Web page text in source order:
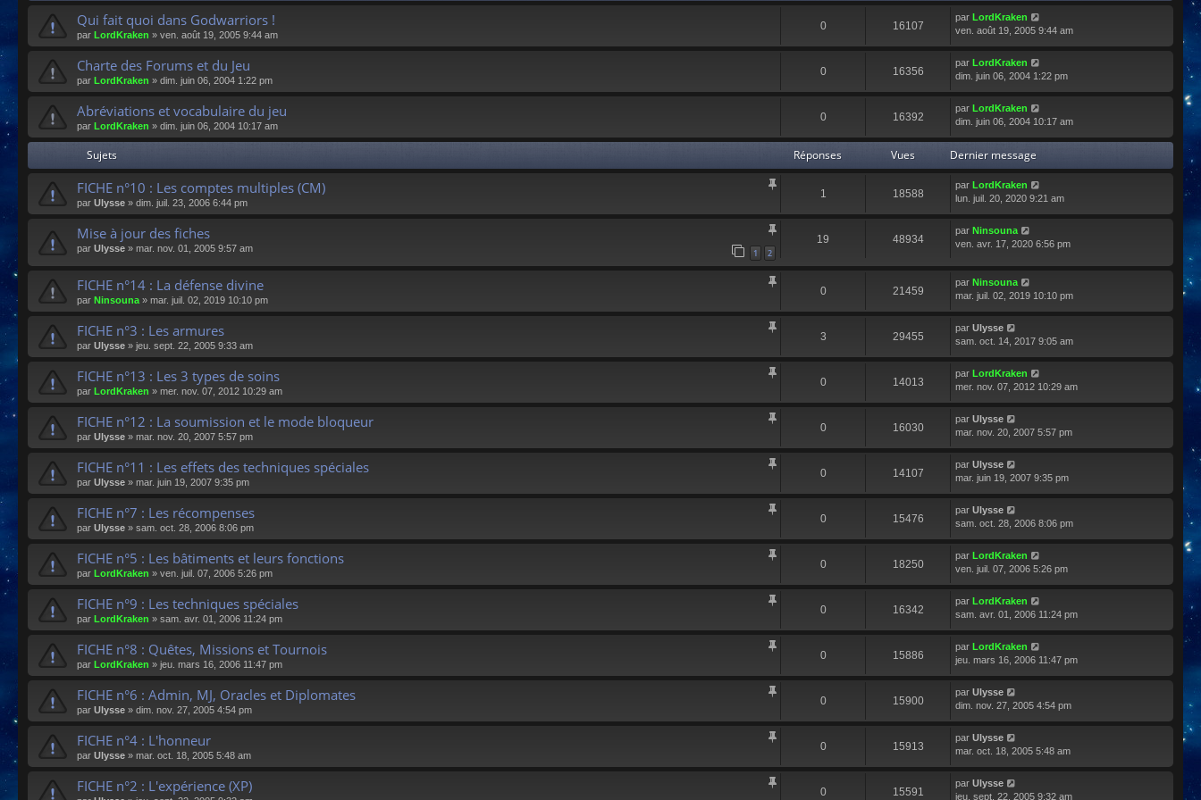
e
d
r
r
m
s
a
Qui fait quoi dans Godwarriors !
par LordKraken » ven. août 19, 2005 9:44 am
0 16107
par LordKraken
ven. août 19, 2005 9:44 am
Charte des Forums et du Jeu
par LordKraken » dim. juin 06, 2004 1:22 pm
0 16356
par LordKraken
dim. juin 06, 2004 1:22 pm
Abréviations et vocabulaire du jeu
par LordKraken » dim. juin 06, 2004 10:17 am
0 16392
par LordKraken
dim. juin 06, 2004 10:17 am
Sujets Réponses Vues Dernier message
FICHE n°10 : Les comptes multiples (CM)
par Ulysse » dim. juil. 23, 2006 6:44 pm
1 18588
par LordKraken
lun. juil. 20, 2020 9:21 am
Mise à jour des fiches
par Ulysse » mar. nov. 01, 2005 9:57 am 1 2
19 48934
par Ninsouna
ven. avr. 17, 2020 6:56 pm
FICHE n°14 : La défense divine
par Ninsouna » mar. juil. 02, 2019 10:10 pm
0 21459
par Ninsouna
mar. juil. 02, 2019 10:10 pm
FICHE n°3 : Les armures
par Ulysse » jeu. sept. 22, 2005 9:33 am
3 29455
par Ulysse
sam. oct. 14, 2017 9:05 am
FICHE n°13 : Les 3 types de soins
par LordKraken » mer. nov. 07, 2012 10:29 am
0 14013
par LordKraken
mer. nov. 07, 2012 10:29 am
FICHE n°12 : La soumission et le mode bloqueur
par Ulysse » mar. nov. 20, 2007 5:57 pm
0 16030
par Ulysse
mar. nov. 20, 2007 5:57 pm
FICHE n°11 : Les effets des techniques spéciales
par Ulysse » mar. juin 19, 2007 9:35 pm
0 14107
par Ulysse
mar. juin 19, 2007 9:35 pm
FICHE n°7 : Les récompenses
par Ulysse » sam. oct. 28, 2006 8:06 pm
0 15476
par Ulysse
sam. oct. 28, 2006 8:06 pm
FICHE n°5 : Les bâtiments et leurs fonctions
par LordKraken » ven. juil. 07, 2006 5:26 pm
0 18250
par LordKraken
ven. juil. 07, 2006 5:26 pm
FICHE n°9 : Les techniques spéciales
par LordKraken » sam. avr. 01, 2006 11:24 pm
0 16342
par LordKraken
sam. avr. 01, 2006 11:24 pm
FICHE n°8 : Quêtes, Missions et Tournois
par LordKraken » jeu. mars 16, 2006 11:47 pm
0 15886
par LordKraken
jeu. mars 16, 2006 11:47 pm
FICHE n°6 : Admin, MJ, Oracles et Diplomates
par Ulysse » dim. nov. 27, 2005 4:54 pm
0 15900
par Ulysse
dim. nov. 27, 2005 4:54 pm
FICHE n°4 : L'honneur
par Ulysse » mar. oct. 18, 2005 5:48 am
0 15913
par Ulysse
mar. oct. 18, 2005 5:48 am
FICHE n°2 : L'expérience (XP) 0 15591
par Ulysse
jeu. sept. 22, 2005 9:32 am